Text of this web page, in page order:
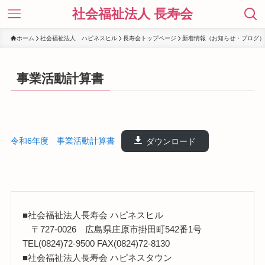
社会福祉法人 長寿会
ホーム 社会福祉法人 ハピネスヒル 長寿会トップページ 新着情報（お知らせ・ブログ）
事業活動計算書
令和6年度 事業活動計算書 ダウンロード
■社会福祉法人長寿会 ハピネスヒル
〒727-0026 広島県庄原市掛田町542番1号
TEL(0824)72-9500 FAX(0824)72-8130
■社会福祉法人長寿会 ハピネスタウン